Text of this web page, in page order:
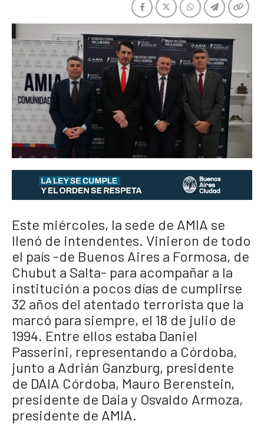
Este miércoles, la sede de AMIA se
llenó de intendentes. Vinieron de todo
el país -de Buenos Aires a Formosa, de
Chubut a Salta- para acompañar a la
institución a pocos días de cumplirse
32 años del atentado terrorista que la
marcó para siempre, el 18 de julio de
1994. Entre ellos estaba Daniel
Passerini, representando a Córdoba,
junto a Adrián Ganzburg, presidente
de DAIA Córdoba, Mauro Berenstein,
presidente de Daia y Osvaldo Armoza,
presidente de AMIA.